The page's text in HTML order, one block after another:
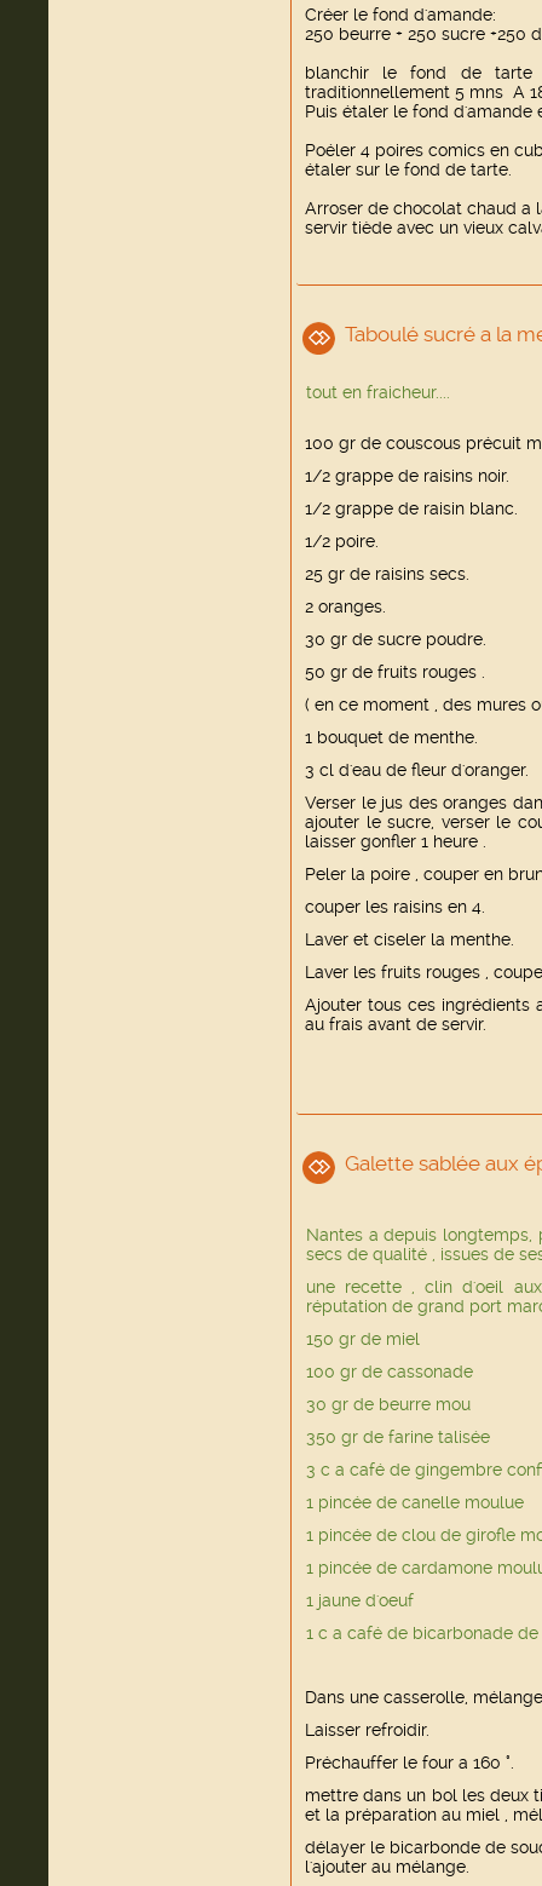
Créer le fond d'amande:
250 beurre + 250 sucre +250
blanchir le fond de tarte
traditionnellement 5 mns A
Puis étaler le fond d'amande
Poéler 4 poires comics en
étaler sur le fond de tarte.
Arroser de chocolat chaud a
servir tiède avec un vieux
Taboulé sucré a la
tout en fraicheur....
100 gr de couscous précuit
1/2 grappe de raisins noir.
1/2 grappe de raisin blanc.
1/2 poire.
25 gr de raisins secs.
2 oranges.
30 gr de sucre poudre.
50 gr de fruits rouges .
( en ce moment , des mures
1 bouquet de menthe.
3 cl d'eau de fleur d'oranger.
Verser le jus des oranges
ajouter le sucre, verser le
laisser gonfler 1 heure .
Peler la poire , couper en
couper les raisins en 4.
Laver et ciseler la menthe.
Laver les fruits rouges ,
Ajouter tous ces ingrédients
au frais avant de servir.
Galette sablée aux
Nantes a depuis longtemps,
secs de qualité , issues de
une recette , clin d'oeil
réputation de grand port
150 gr de miel
100 gr de cassonade
30 gr de beurre mou
350 gr de farine talisée
3 c a café de gingembre
1 pincée de canelle moulue
1 pincée de clou de girofle
1 pincée de cardamone
1 jaune d'oeuf
1 c a café de bicarbonade de
Dans une casserolle,
Laisser refroidir.
Préchauffer le four a 160 °.
mettre dans un bol les deux
et la préparation au miel ,
délayer le bicarbonde de
l'ajouter au mélange.